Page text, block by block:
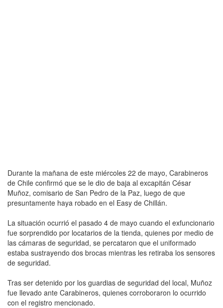
Durante la mañana de este miércoles 22 de mayo, Carabineros
de Chile confirmó que se le dio de baja al excapitán César
Muñoz, comisario de San Pedro de la Paz, luego de que
presuntamente haya robado en el Easy de Chillán.
La situación ocurrió el pasado 4 de mayo cuando el exfuncionario
fue sorprendido por locatarios de la tienda, quienes por medio de
las cámaras de seguridad, se percataron que el uniformado
estaba sustrayendo dos brocas mientras les retiraba los sensores
de seguridad.
Tras ser detenido por los guardias de seguridad del local, Muñoz
fue llevado ante Carabineros, quienes corroboraron lo ocurrido
con el registro mencionado.